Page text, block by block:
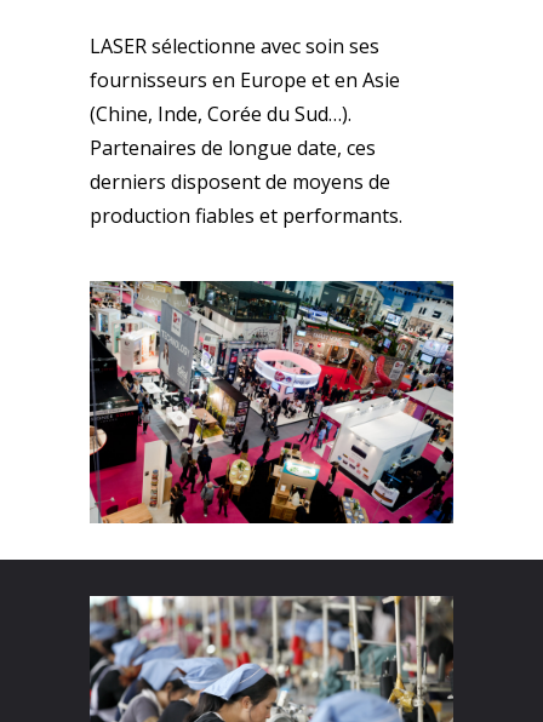
LASER sélectionne avec soin ses
fournisseurs en Europe et en Asie
(Chine, Inde, Corée du Sud…).
Partenaires de longue date, ces
derniers disposent de moyens de
production fiables et performants.